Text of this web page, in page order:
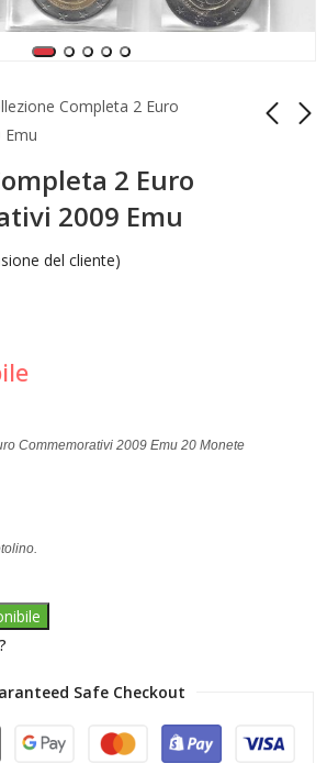
Completa 2 Euro
2 Euro
2009 Emu
Collezione Completa
2 Euro
Commemorativi 2009
2 Euro
Commemorativi
Germania 2018 5
del cliente)
Commemorativi 2009 Emu 20 Monete
Safe Checkout